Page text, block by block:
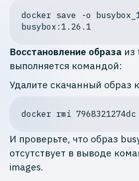
docker save -o
busybox :1.26.1
Восстановление образа из
выполняется командой:
Удалите скачанный образ
docker
И проверьте, что образ
отсутствует в выводе
images.